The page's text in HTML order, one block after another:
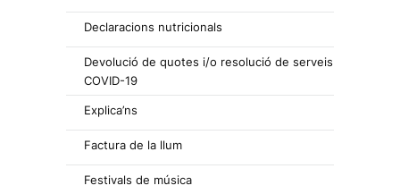
Declaracions nutricionals
Devolució de quotes i/o resolució de serveis
COVID-19
Explica’ns
Factura de la llum
Festivals de música